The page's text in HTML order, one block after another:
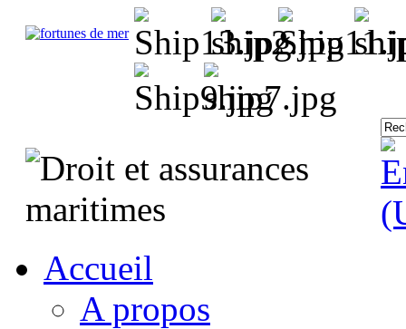
Accueil
A propos